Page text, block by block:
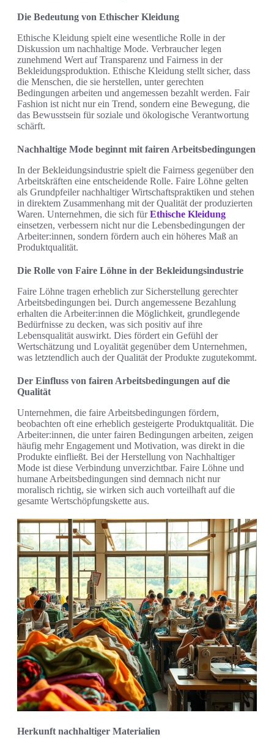
Die Bedeutung von Ethischer Kleidung
Ethische Kleidung spielt eine wesentliche Rolle in der
Diskussion um nachhaltige Mode. Verbraucher legen
zunehmend Wert auf Transparenz und Fairness in der
Bekleidungsproduktion. Ethische Kleidung stellt sicher, dass
die Menschen, die sie herstellen, unter gerechten
Bedingungen arbeiten und angemessen bezahlt werden. Fair
Fashion ist nicht nur ein Trend, sondern eine Bewegung, die
das Bewusstsein für soziale und ökologische Verantwortung
schärft.
Nachhaltige Mode beginnt mit fairen Arbeitsbedingungen
In der Bekleidungsindustrie spielt die Fairness gegenüber den
Arbeitskräften eine entscheidende Rolle. Faire Löhne gelten
als Grundpfeiler nachhaltiger Wirtschaftspraktiken und stehen
in direktem Zusammenhang mit der Qualität der produzierten
Waren. Unternehmen, die sich fürEthische Kleidung
einsetzen, verbessern nicht nur die Lebensbedingungen der
Arbeiter:innen, sondern fördern auch ein höheres Maß an
Produktqualität.
Die Rolle von Faire Löhne in der Bekleidungsindustrie
Faire Löhne tragen erheblich zur Sicherstellung gerechter
Arbeitsbedingungen bei. Durch angemessene Bezahlung
erhalten die Arbeiter:innen die Möglichkeit, grundlegende
Bedürfnisse zu decken, was sich positiv auf ihre
Lebensqualität auswirkt. Dies fördert ein Gefühl der
Wertschätzung und Loyalität gegenüber dem Unternehmen,
was letztendlich auch der Qualität der Produkte zugutekommt.
Der Einfluss von fairen Arbeitsbedingungen auf die
Qualität
Unternehmen, die faire Arbeitsbedingungen fördern,
beobachten oft eine erheblich gesteigerte Produktqualität. Die
Arbeiter:innen, die unter fairen Bedingungen arbeiten, zeigen
häufig mehr Engagement und Motivation, was direkt in die
Produkte einfließt. Bei der Herstellung von Nachhaltiger
Mode ist diese Verbindung unverzichtbar. Faire Löhne und
humane Arbeitsbedingungen sind demnach nicht nur
moralisch richtig, sie wirken sich auch vorteilhaft auf die
gesamte Wertschöpfungskette aus.
Herkunft nachhaltiger Materialien